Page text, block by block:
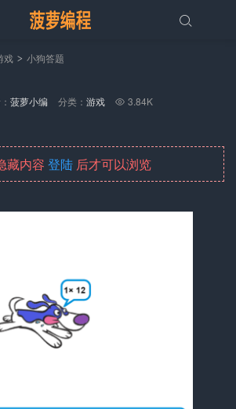

戏 > 小狗答题
菠萝小编 分类： 游戏  3.84K
藏内容 登陆 后才可以浏览